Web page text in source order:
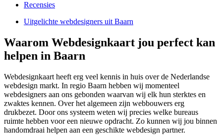
Recensies
Uitgelichte webdesigners uit Baarn
Waarom Webdesignkaart jou perfect kan
helpen in Baarn
Webdesignkaart heeft erg veel kennis in huis over de Nederlandse
webdesign markt. In regio Baarn hebben wij momenteel
webdesigners aan ons gebonden waarvan wij elk hun sterktes en
zwaktes kennen. Over het algemeen zijn webbouwers erg
drukbezet. Door ons systeem weten wij precies welke bureaus
ruimte hebben voor een nieuwe opdracht. Zo kunnen wij jou binnen
handomdraai helpen aan een geschikte webdesign partner.